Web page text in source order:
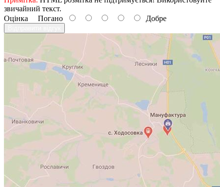
звичайний текст.
Оцінка Погано Добре